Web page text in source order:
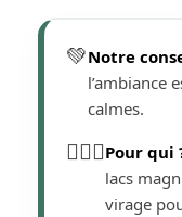
💚Notre
l’ambiance
calmes.
🙋🏼‍♀️Pour qui
lacs
virage